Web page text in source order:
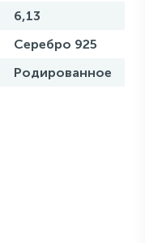
6,13
Серебро 925
Родированное